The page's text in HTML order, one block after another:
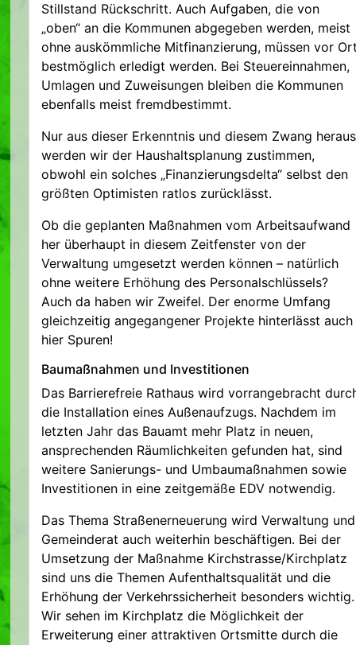
Stillstand Rückschritt. Auch Aufgaben, die von
„oben“ an die Kommunen abgegeben werden, meist
ohne auskömmliche Mitfinanzierung, müssen vor
bestmöglich erledigt werden. Bei Steuereinnahmen,
Umlagen und Zuweisungen bleiben die Kommunen
ebenfalls meist fremdbestimmt.
Nur aus dieser Erkenntnis und diesem Zwang heraus
werden wir der Haushaltsplanung zustimmen,
obwohl ein solches „Finanzierungsdelta“ selbst den
größten Optimisten ratlos zurücklässt.
Ob die geplanten Maßnahmen vom Arbeitsaufwand
her überhaupt in diesem Zeitfenster von der
Verwaltung umgesetzt werden können – natürlich
ohne weitere Erhöhung des Personalschlüssels?
Auch da haben wir Zweifel. Der enorme Umfang
gleichzeitig angegangener Projekte hinterlässt auch
hier Spuren!
Baumaßnahmen und Investitionen
Das Barrierefreie Rathaus wird vorrangebracht
die Installation eines Außenaufzugs. Nachdem im
letzten Jahr das Bauamt mehr Platz in neuen,
ansprechenden Räumlichkeiten gefunden hat, sind
weitere Sanierungs- und Umbaumaßnahmen sowie
Investitionen in eine zeitgemäße EDV notwendig.
Das Thema Straßenerneuerung wird Verwaltung und
Gemeinderat auch weiterhin beschäftigen. Bei der
Umsetzung der Maßnahme Kirchstrasse/Kirchplatz
sind uns die Themen Aufenthaltsqualität und die
Erhöhung der Verkehrssicherheit besonders wichtig.
Wir sehen im Kirchplatz die Möglichkeit der
Erweiterung einer attraktiven Ortsmitte durch die